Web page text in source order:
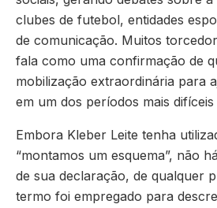
clubes de futebol, entidades
de comunicação. Muitos
fala como uma confirmação de
mobilização extraordinária para
em um dos períodos mais
Embora Kleber Leite tenha
“montamos um esquema”, não
de sua declaração, de qualquer
termo foi empregado para